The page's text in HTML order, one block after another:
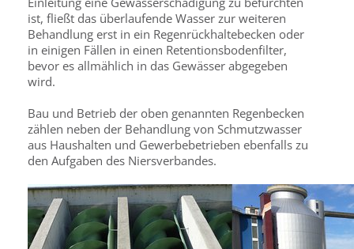
ist, fließt das überlaufende Wasser zur weiteren
Behandlung erst in ein Regenrückhaltebecken oder
in einigen Fällen in einen Retentionsbodenfilter,
bevor es allmählich in das Gewässer abgegeben
wird.
Bau und Betrieb der oben genannten Regenbecken
zählen neben der Behandlung von Schmutzwasser
aus Haushalten und Gewerbebetrieben ebenfalls zu
den Aufgaben des Niersverbandes.